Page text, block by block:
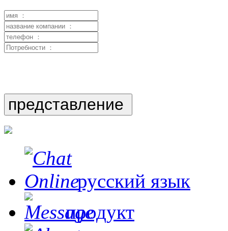
русский язык
продукт